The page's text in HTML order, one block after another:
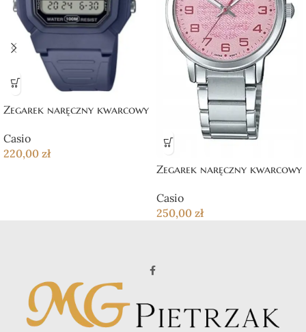
Zegarek naręczny kwarcowy
Casio
220,00 zł
Zegarek naręczny kwarcowy
Casio
250,00 zł